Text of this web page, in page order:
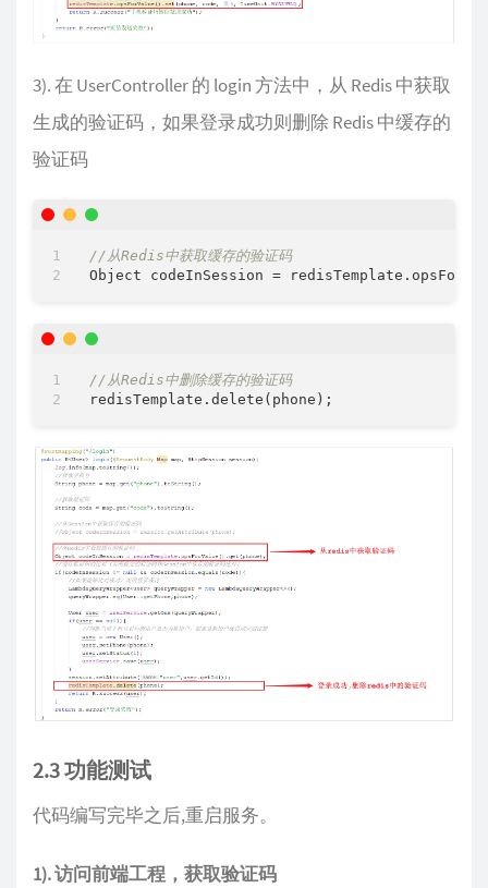
3). 在 UserController 的 login 方法中，从 Redis 中获取
生成的验证码，如果登录成功则删除 Redis 中缓存的
验证码
//从Redis中获取缓存的验证码
//从Redis中删除缓存的验证码
2.3 功能测试
代码编写完毕之后,重启服务。
1). 访问前端工程，获取验证码